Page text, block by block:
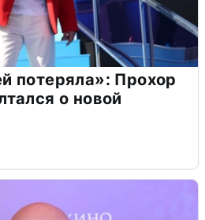
потеряла»: Прохор
о новой